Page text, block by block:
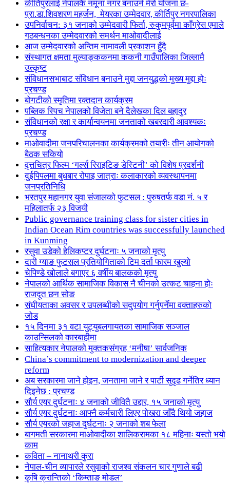
कीर्तिपुरलाई नेपालकै नमूना नगर बनाउने मेरो योजना छ-
प्रा.डा.शिवशरण महर्जन, मेयरका उम्मेदवार, कीर्तिपुर नगरपालिका
उपनिर्वाचन: ३१ जनाको उम्मेदवारी फिर्ता, रुकुमपूर्वमा काँग्रेस एमाले
गठबन्धनका उम्मेदवारको समर्थन माओवादीलाई
आज उम्मेदवारको अन्तिम नामावली प्रकाशन हुँदै
संस्थागत क्षमता मुल्याङ्ककनमा ककनी गाउँपालिका जिल्लामै
उत्कृष्ट
संविधानसभाबाट संविधान बनाउने मुद्दा जनयुद्धको मुख्य मुद्दा होः
प्रचण्ड
बोगटीको स्मृतिमा रक्तदान कार्यक्रम
पब्लिक स्पिच नेपालको विजेता बने दैलेखका दिल बहादुर
संविधानको रक्षा र कार्यान्वयनमा जनताको खबरदारी आवश्यकः
प्रचण्ड
माओवादीमा जनपरिचालनका कार्यक्रमको तयारीः तीन आयोगको
बैठक सकियो
वृत्तचित्र फिल्म ‘गर्ल्स रिराइटिङ डेस्टिनी’ को विशेष प्रदर्शनी
दुईपिपलमा बुधबार रोपाइ जात्राः कलाकारको व्यवस्थापनमा
जनप्रतिनिधि
भरतपुर महानगर युवा संजालको फुटसल : पुरुषतर्फ वडा नं. ५ र
महिलातर्फ २३ विजयी
Public governance training class for sister cities in
Indian Ocean Rim countries was successfully launched
in Kunming
रसुवा उडेको हेलिकप्टर दुर्घटनाः ५ जनाको मृत्यु
दारी ग्याङ फुटसल प्रतियोगिताको टिम दर्ता फारम खुल्यो
चेपिण्डे खोलाले बगाएर ६ वर्षीय बालकको मृत्यु
नेपालको आर्थिक सामाजिक विकास नै चीनको उत्कट चाहना होः
राजदूत छन सोङ
संघीयताका अवसर र उपलब्धीको सदुपयोग गर्नुपर्नेमा वक्ताहरुको
जोड
१५ दिनमा ३१ वटा युट्युबलगायतका सामाजिक सञ्जाल
काउन्सिलको कारबाहीमा
साहित्यकार नेपालको मुक्तकसंग्रह ‘मनीषा’ सार्वजनिक
China’s commitment to modernization and deeper
reform
अब सरकारमा जाने होइन, जनतामा जाने र पार्टी सुदृढ गर्नेतिर ध्यान
दिइनेछ : प्रचण्ड
सौर्य एयर दुर्घटनाः ४ जनाको जीवितै उद्दार, १५ जनाको मृत्यु
सौर्य एयर दुर्घटनाः आफ्नै कर्मचारी लिएर पोखरा जाँदै थियो जहाज
सौर्य एयरको जहाज दुर्घटनाः २ जनाको शब फेला
बागमती सरकारमा माओवादीका शालिकरामका १८ महिनाः यस्तो भयो
काम
कविता – नानाथरी कुरा
नेपाल-चीन व्यापारले रसुवाको राजश्व संकलन चार गुणाले बढी
कृषि क्रान्तिको ‘किम्ताङ मोडल’